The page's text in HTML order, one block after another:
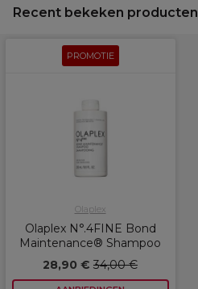
Recent bekeken producten
PROMOTIE
Olaplex
Olaplex N°.4FINE Bond
Maintenance® Shampoo
28,90 € 34,00 €